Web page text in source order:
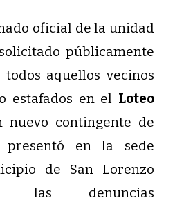
oficial de la unidad
públicamente
aquellos vecinos
estafados en el Loteo
nuevo contingente de
presentó en la sede
de San Lorenzo
las denuncias